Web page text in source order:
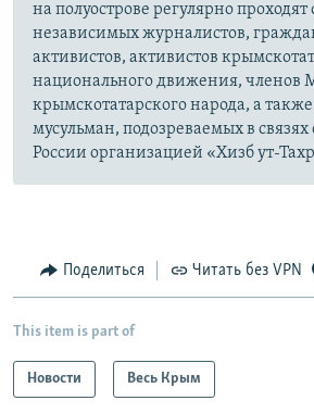
на полуострове регулярно
независимых журналистов,
активистов, активистов
национального движения, членов
крымскотатарского народа, а
мусульман, подозреваемых в
России организацией «Хизб ут-
Поделиться Читать без VPN
This item is part of
Новости Весь Крым